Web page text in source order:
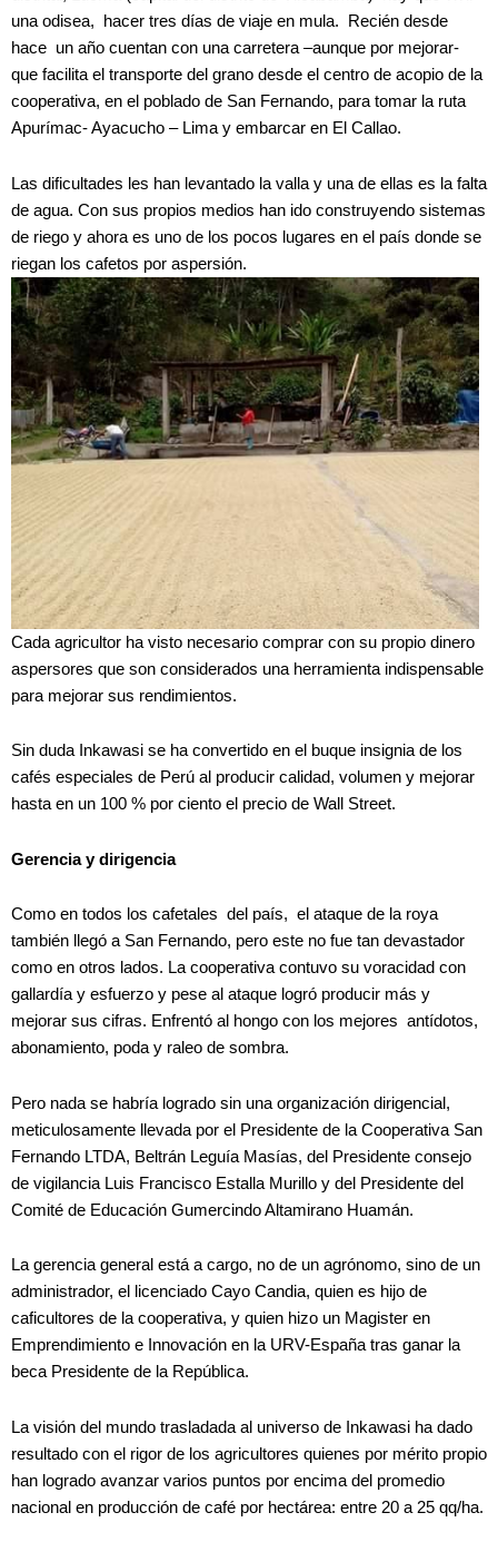
una odisea, hacer tres días de viaje en mula. Recién desde
hace un año cuentan con una carretera –aunque por mejorar-
que facilita el transporte del grano desde el centro de acopio de la
cooperativa, en el poblado de San Fernando, para tomar la ruta
Apurímac- Ayacucho – Lima y embarcar en El Callao.
Las dificultades les han levantado la valla y una de ellas es la falta
de agua. Con sus propios medios han ido construyendo sistemas
de riego y ahora es uno de los pocos lugares en el país donde se
riegan los cafetos por aspersión.
Cada agricultor ha visto necesario comprar con su propio dinero
aspersores que son considerados una herramienta indispensable
para mejorar sus rendimientos.
Sin duda Inkawasi se ha convertido en el buque insignia de los
cafés especiales de Perú al producir calidad, volumen y mejorar
hasta en un 100 % por ciento el precio de Wall Street.
Gerencia y dirigencia
Como en todos los cafetales del país, el ataque de la roya
también llegó a San Fernando, pero este no fue tan devastador
como en otros lados. La cooperativa contuvo su voracidad con
gallardía y esfuerzo y pese al ataque logró producir más y
mejorar sus cifras. Enfrentó al hongo con los mejores antídotos,
abonamiento, poda y raleo de sombra.
Pero nada se habría logrado sin una organización dirigencial,
meticulosamente llevada por el Presidente de la Cooperativa San
Fernando LTDA, Beltrán Leguía Masías, del Presidente consejo
de vigilancia Luis Francisco Estalla Murillo y del Presidente del
Comité de Educación Gumercindo Altamirano Huamán.
La gerencia general está a cargo, no de un agrónomo, sino de un
administrador, el licenciado Cayo Candia, quien es hijo de
caficultores de la cooperativa, y quien hizo un Magister en
Emprendimiento e Innovación en la URV-España tras ganar la
beca Presidente de la República.
La visión del mundo trasladada al universo de Inkawasi ha dado
resultado con el rigor de los agricultores quienes por mérito propio
han logrado avanzar varios puntos por encima del promedio
nacional en producción de café por hectárea: entre 20 a 25 qq/ha.